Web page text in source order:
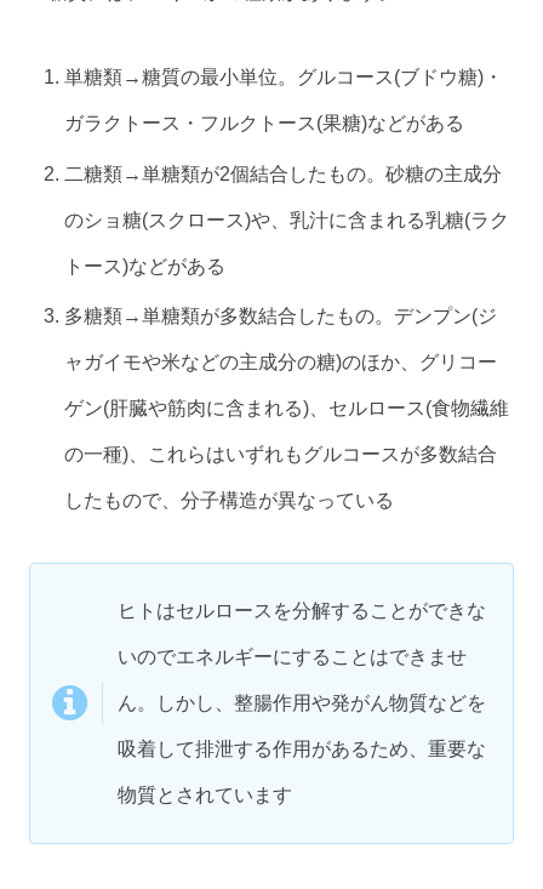
単糖類→糖質の最小単位。グルコース(ブドウ糖)・
ガラクトース・フルクトース(果糖)などがある
二糖類→単糖類が2個結合したもの。砂糖の主成分
のショ糖(スクロース)や、乳汁に含まれる乳糖(ラク
トース)などがある
多糖類→単糖類が多数結合したもの。デンプン(ジ
ャガイモや米などの主成分の糖)のほか、グリコー
ゲン(肝臓や筋肉に含まれる)、セルロース(食物繊維
の一種)、これらはいずれもグルコースが多数結合
したもので、分子構造が異なっている
ヒトはセルロースを分解することができな
いのでエネルギーにすることはできませ
ん。しかし、整腸作用や発がん物質などを
吸着して排泄する作用があるため、重要な
物質とされています